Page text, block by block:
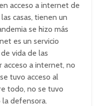
acceso a internet de
casas, tienen un
se hizo más
es un servicio
vida de las
acceso a internet, no
tuvo acceso al
todo, no se tuvo
la defensora.